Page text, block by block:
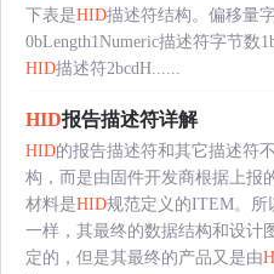
下表是HID描述符结构。偏移量
0bLength1Numeric描述符字节数
HID描述符2bcdH......
HID报告描述符详解
HID的报告描述符和其它描述符
构，而是由固件开发商根据上报
材料是HID规范定义的ITEM。所
一样，其最终的数据结构和设计
定的，但是其最终的产品又是由